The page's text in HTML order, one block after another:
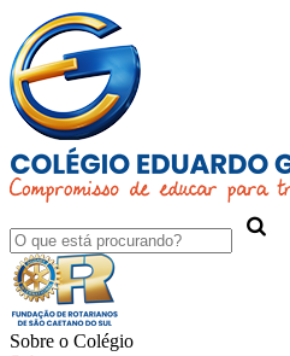
Sobre o Colégio